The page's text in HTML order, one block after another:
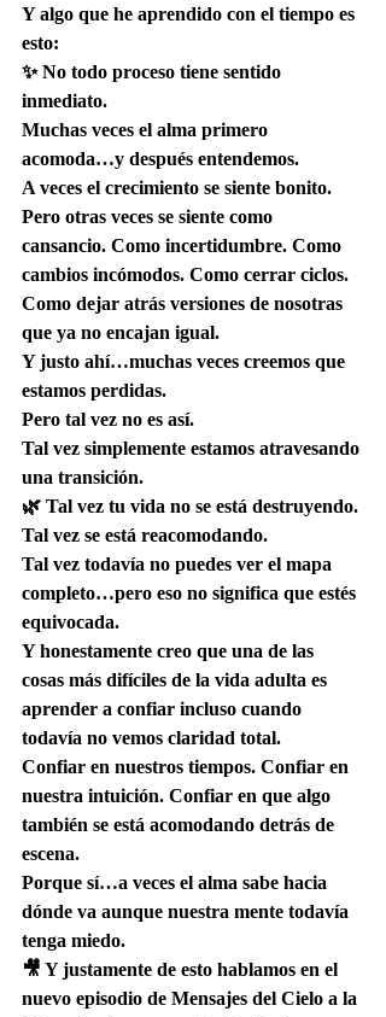
Y algo que he aprendido con el tiempo es
esto:
✨ No todo proceso tiene sentido
inmediato.
Muchas veces el alma primero
acomoda…y después entendemos.
A veces el crecimiento se siente bonito.
Pero otras veces se siente como
cansancio. Como incertidumbre. Como
cambios incómodos. Como cerrar ciclos.
Como dejar atrás versiones de nosotras
que ya no encajan igual.
Y justo ahí…muchas veces creemos que
estamos perdidas.
Pero tal vez no es así.
Tal vez simplemente estamos atravesando
una transición.
🌿 Tal vez tu vida no se está destruyendo.
Tal vez se está reacomodando.
Tal vez todavía no puedes ver el mapa
completo…pero eso no significa que estés
equivocada.
Y honestamente creo que una de las
cosas más difíciles de la vida adulta es
aprender a confiar incluso cuando
todavía no vemos claridad total.
Confiar en nuestros tiempos. Confiar en
nuestra intuición. Confiar en que algo
también se está acomodando detrás de
escena.
Porque sí…a veces el alma sabe hacia
dónde va aunque nuestra mente todavía
tenga miedo.
🎥 Y justamente de esto hablamos en el
nuevo episodio de Mensajes del Cielo a la